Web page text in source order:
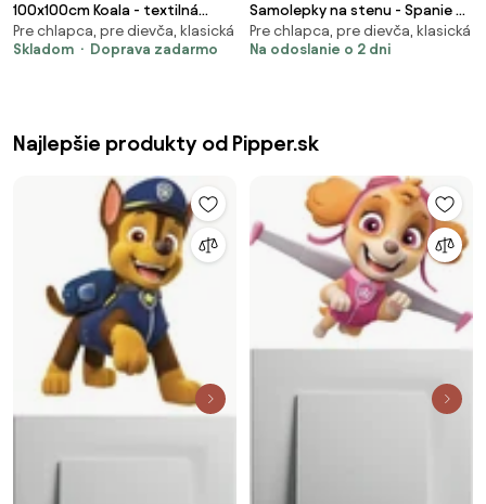
100x100cm Koala - textilná
nálepka na stenu Veľkosť: 100
cm
Pre chlapca, pre dievča, klasická
Skladom
Doprava zadarmo
Samolepky na stenu - Spanie na
obláčiku
Pre chlapca, pre dievča, klasická
Na odoslanie o 2 dni
Najlepšie produkty od Pipper.sk